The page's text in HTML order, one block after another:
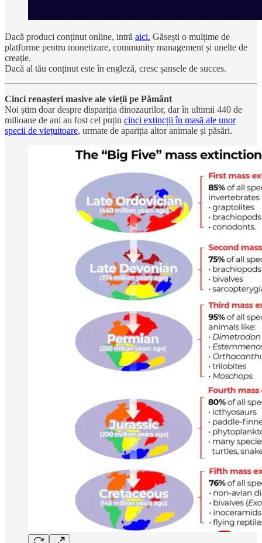
Dacă produci conținut online, intră aici. Găsești o mulțime de
platforme pentru monetizare, community management și unelte de
creație.
Dacă al tău conținut este în engleză, cresc șansele de succes.
Cinci renașteri masive ale vieții pe Pământ
Noi știm doar despre dispariția dinozaurilor, dar în ultimii 440 de
milioane de ani au fost cel puțin cinci extincții în masă ale unor
specii de viețuitoare, urmate de apariția altor animale și păsări.